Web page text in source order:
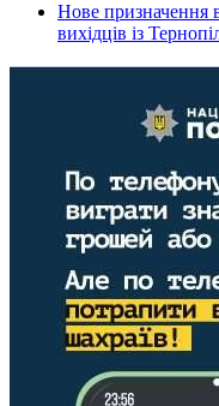
Нове призначення
вихідців із